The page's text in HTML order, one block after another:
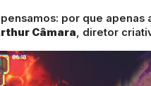
por que
Câmara, diretor